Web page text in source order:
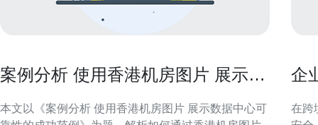
案例分析 使用香港机房图片 展示数
本文以《案例分析 使用香港机房图片 展示数据中心可
企
在跨